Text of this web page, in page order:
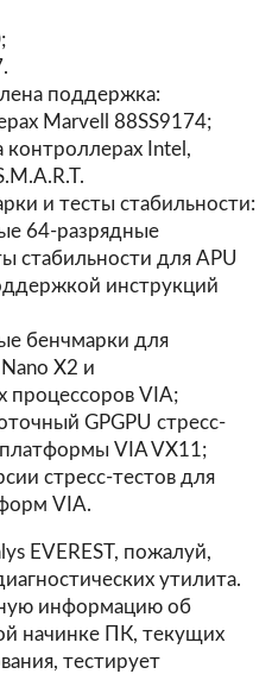
поддержка:
Marvell 88SS9174;
контроллерах Intel,
и тесты стабильности:
64-разрядные
стабильности для APU
инструкций
бенчмарки для
X2 и
процессоров VIA;
GPGPU стресс-
VIA VX11;
стресс-тестов для
VIA.
EVEREST, пожалуй,
утилита.
информацию об
начинке ПК, текущих
тестирует